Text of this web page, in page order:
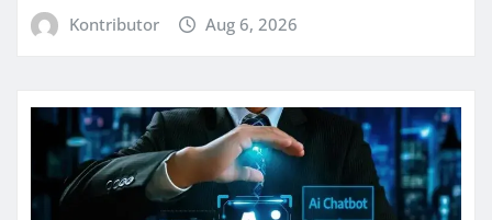
Kontributor Aug 6, 2026